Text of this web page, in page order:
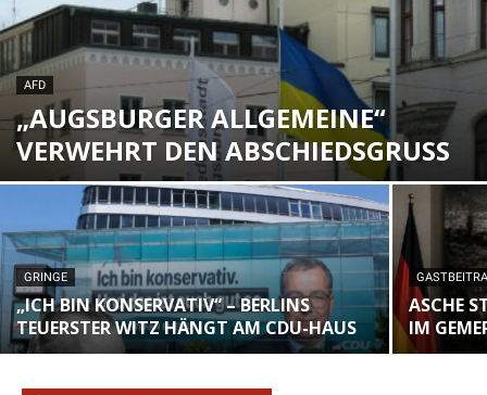
AFD
„AUGSBURGER ALLGEMEINE“
VERWEHRT DEN ABSCHIEDSGRUSS
GRINGE
„ICH BIN KONSERVATIV“ – BERLINS
TEUERSTER WITZ HÄNGT AM CDU-HAUS
ASCHE
IM